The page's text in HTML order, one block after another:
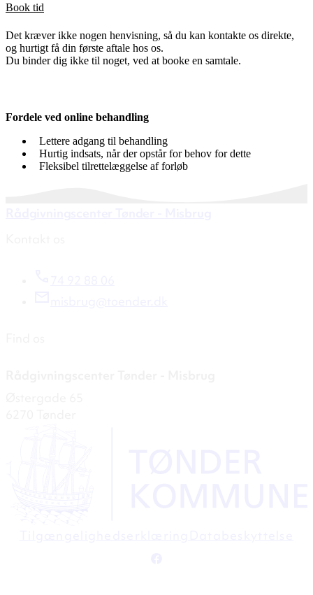
Book tid
Det kræver ikke nogen henvisning, så du kan kontakte os direkte,
og hurtigt få din første aftale hos os.
Du binder dig ikke til noget, ved at booke en samtale.
Fordele ved online behandling
Lettere adgang til behandling
Hurtig indsats, når der opstår for behov for dette
Fleksibel tilrettelæggelse af forløb